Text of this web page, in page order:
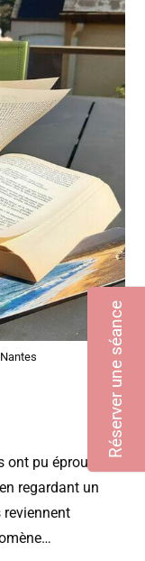
pu éprouver
regardant un
Réserver une séance